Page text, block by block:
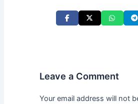
Leave a Comment
Your email address will not